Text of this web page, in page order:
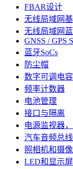
FBAR设计
无线局域网
无线局域网
GNSS / GPS
蓝牙SoCs
防尘帽
数字可调电
频率计数器
电池管理
接口与隔离
电源监视器
汽车音频总
照相机和摄
LED和显示屏